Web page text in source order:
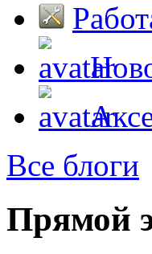
Все блоги
Прямой